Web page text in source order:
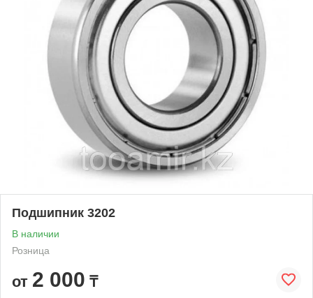
Подшипник 3202
В наличии
Розница
от 2 000 ₸